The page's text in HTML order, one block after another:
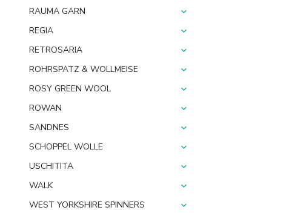
RAUMA GARN
REGIA
RETROSARIA
ROHRSPATZ & WOLLMEISE
ROSY GREEN WOOL
ROWAN
SANDNES
SCHOPPEL WOLLE
USCHITITA
WALK
WEST YORKSHIRE SPINNERS